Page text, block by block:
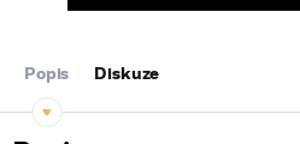
Popis Diskuze